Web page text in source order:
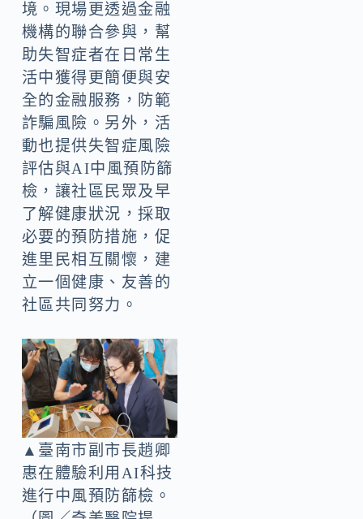
境。現場更透過金融
機構的聯合參與，幫
助失智症者在日常生
活中獲得更簡便與安
全的金融服務，防範
詐騙風險。另外，活
動也提供失智症風險
評估與AI中風預防篩
檢，讓社區民眾及早
了解健康狀況，採取
必要的預防措施，促
進里民相互關懷，建
立一個健康、友善的
社區共同努力。
▲臺南市副市長趙卿
惠在體驗利用AI科技
進行中風預防篩檢。